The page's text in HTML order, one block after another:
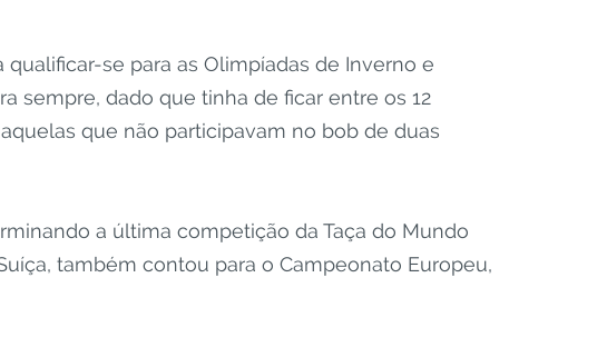
se para as Olimpíadas de Inverno e
sempre, dado que tinha de ficar entre os 12
que não participavam no bob de duas
a última competição da Taça do Mundo
também contou para o Campeonato Europeu,